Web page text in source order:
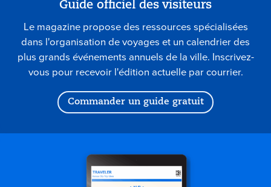
Guide officiel des visiteurs
Le magazine propose des ressources spécialisées
dans l'organisation de voyages et un calendrier des
plus grands événements annuels de la ville. Inscrivez-
vous pour recevoir l'édition actuelle par courrier.
Commander un guide gratuit